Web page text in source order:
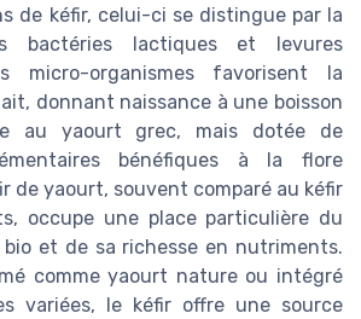
de kéfir, celui-ci se distingue par la
bactéries lactiques et levures
micro-organismes favorisent la
donnant naissance à une boisson
au yaourt grec, mais dotée de
bénéfiques à la flore
de yaourt, souvent comparé au kéfir
occupe une place particulière du
et de sa richesse en nutriments.
comme yaourt nature ou intégré
variées, le kéfir offre une source